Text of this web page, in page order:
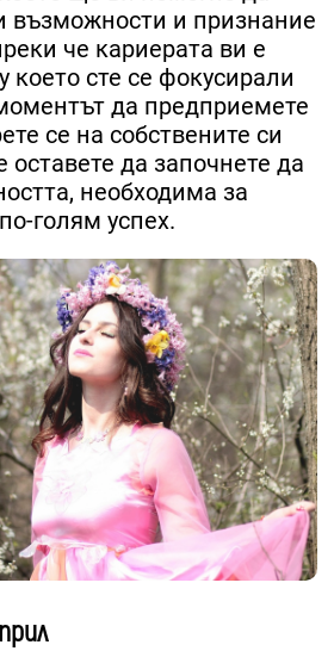
възможности и признание
че кариерата ви е
което сте се фокусирали
да предприемете
се на собствените си
оставете да започнете да
необходима за
голям успех.